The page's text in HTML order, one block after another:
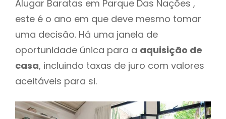
Alugar Baratas em Parque Das Nações ,
este é o ano em que deve mesmo tomar
uma decisão. Há uma janela de
oportunidade única para a aquisição de
casa, incluindo taxas de juro com valores
aceitáveis para si.